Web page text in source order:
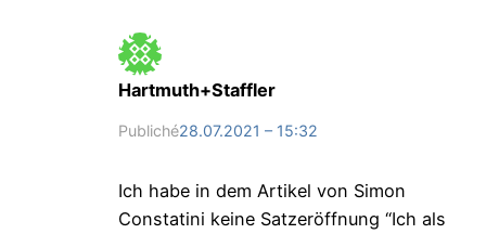
Hartmuth+Staffler
Publiché28.07.2021 – 15:32
Ich habe in dem Artikel von Simon
Constatini keine Satzeröffnung “Ich als